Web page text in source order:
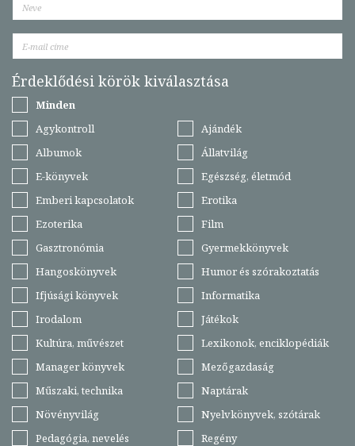
Érdeklődési körök kiválasztása
Minden
Agykontroll
Ajándék
Albumok
Állatvilág
E-könyvek
Egészség, életmód
Emberi kapcsolatok
Erotika
Ezoterika
Film
Gasztronómia
Gyermekkönyvek
Hangoskönyvek
Humor és szórakoztatás
Ifjúsági könyvek
Informatika
Irodalom
Játékok
Kultúra, művészet
Lexikonok, enciklopédiák
Manager könyvek
Mezőgazdaság
Műszaki, technika
Naptárak
Növényvilág
Nyelvkönyvek, szótárak
Pedagógia, nevelés
Regény